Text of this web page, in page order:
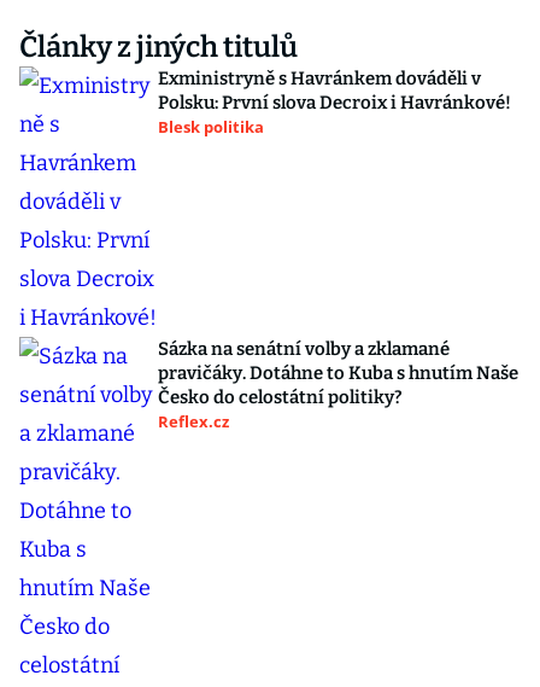
Články z jiných titulů
Exministryně s Havránkem dováděli v
Polsku: První slova Decroix i Havránkové!
Blesk politika
Sázka na senátní volby a zklamané
pravičáky. Dotáhne to Kuba s hnutím Naše
Česko do celostátní politiky?
Reflex.cz